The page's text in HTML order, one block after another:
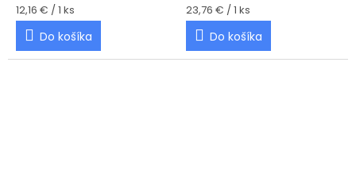
Jednotková cena:
12,16 € / 1 ks
Do košíka
Jednotková cena:
23,76 € / 1 ks
Do košíka